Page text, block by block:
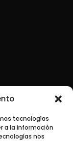
tecnologías
a la información
nos
3 Nave P-